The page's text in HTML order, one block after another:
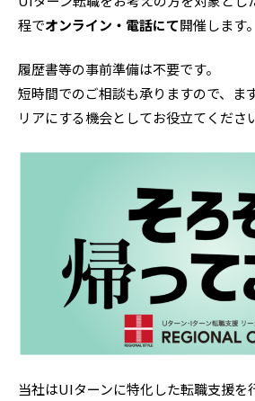
程でオンライン・電話にて開催します。
履歴書等の事前準備は不要です。
短時間でのご相談も承りますので、ま
リアにする機会としてお役立てくださ
当社はUIターンに特化した転職支援を